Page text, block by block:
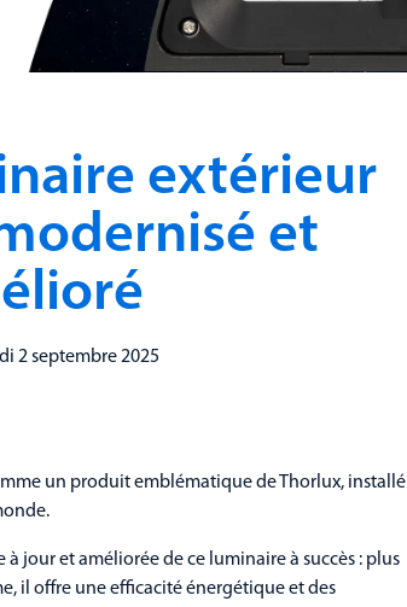
extérieur
et
2 septembre 2025
un produit emblématique de Thorlux, installé
jour et améliorée de ce luminaire à succès : plus
il offre une efficacité énergétique et des